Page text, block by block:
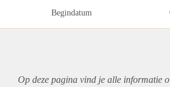
Begindatum
Op deze pagina vind je alle informatie